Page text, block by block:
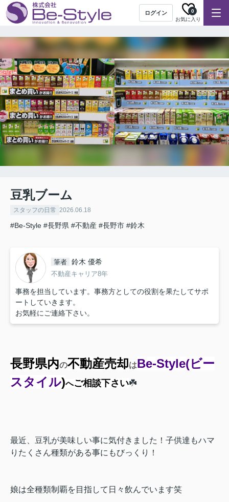
ログイン
お気に入り
0
豆乳ブーム
スタッフの日常 2026.06.18
#Be-Style #長野県 #不動産 #長野市 #鈴木
筆者 鈴木 優希
不動産キャリア8年
事務を担当しています。事務方としての役割を果たしてサポ
ートしていきます。
お気軽にご連絡下さい。
長野県内の不動産売却はBe-Style(ビー
スタイル)へご相談下さい☘️
最近、豆乳が美味しい事に気付きました！子供達もハマ
りたくさん種類がある事にもびっくり！
娘は全種類制覇を目指して日々飲んでいます笑